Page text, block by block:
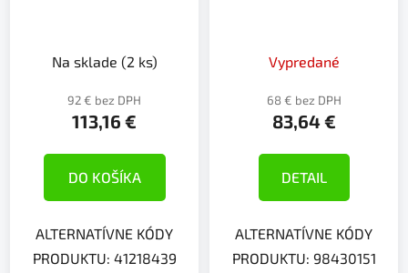
Na sklade (2 ks)
92 € bez DPH
113,16 €
DO KOŠÍKA
ALTERNATÍVNE KÓDY
PRODUKTU: 41218439
Vypredané
68 € bez DPH
83,64 €
DETAIL
ALTERNATÍVNE KÓDY
PRODUKTU: 98430151